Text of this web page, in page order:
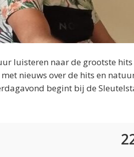
luisteren naar de grootste
nieuws over de hits en
begint bij de